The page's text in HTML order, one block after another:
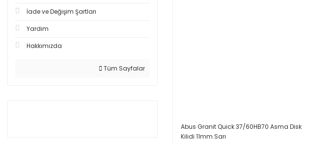
İade ve Değişim Şartları
Yardım
Hakkımızda
Tüm Sayfalar
Abus Granit Quick 37/60HB70 Asma Disk
Kilidi 11mm Sarı